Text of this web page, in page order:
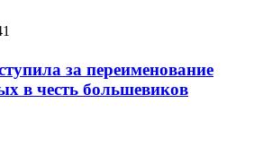
за переименование
в честь большевиков